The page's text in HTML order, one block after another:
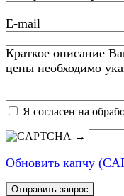
E-mail
Краткое описание
цены необходимо
Я согласен на
→
Обновить капчу